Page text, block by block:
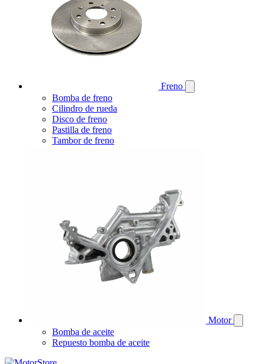
Freno
Bomba de freno
Cilindro de rueda
Disco de freno
Pastilla de freno
Tambor de freno
Motor
Bomba de aceite
Repuesto bomba de aceite